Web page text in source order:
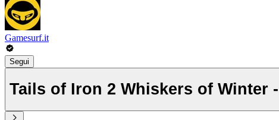
Gamesurf.it
Segui
Tails of Iron 2 Whiskers of